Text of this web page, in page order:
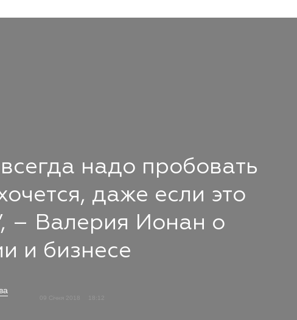
надо пробовать
даже если это
– Валерия Ионан о
и бизнесе
09 Січня 2018